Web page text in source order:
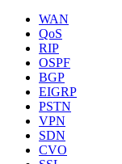
WAN
QoS
RIP
OSPF
BGP
EIGRP
PSTN
VPN
SDN
CVO